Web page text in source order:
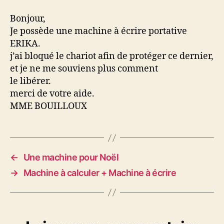
Bonjour,
Je possède une machine à écrire portative
ERIKA.
j’ai bloqué le chariot afin de protéger ce dernier,
et je ne me souviens plus comment
le libérer.
merci de votre aide.
MME BOUILLOUX
←
Une machine pour Noël
→ Machine à calculer + Machine à écrire